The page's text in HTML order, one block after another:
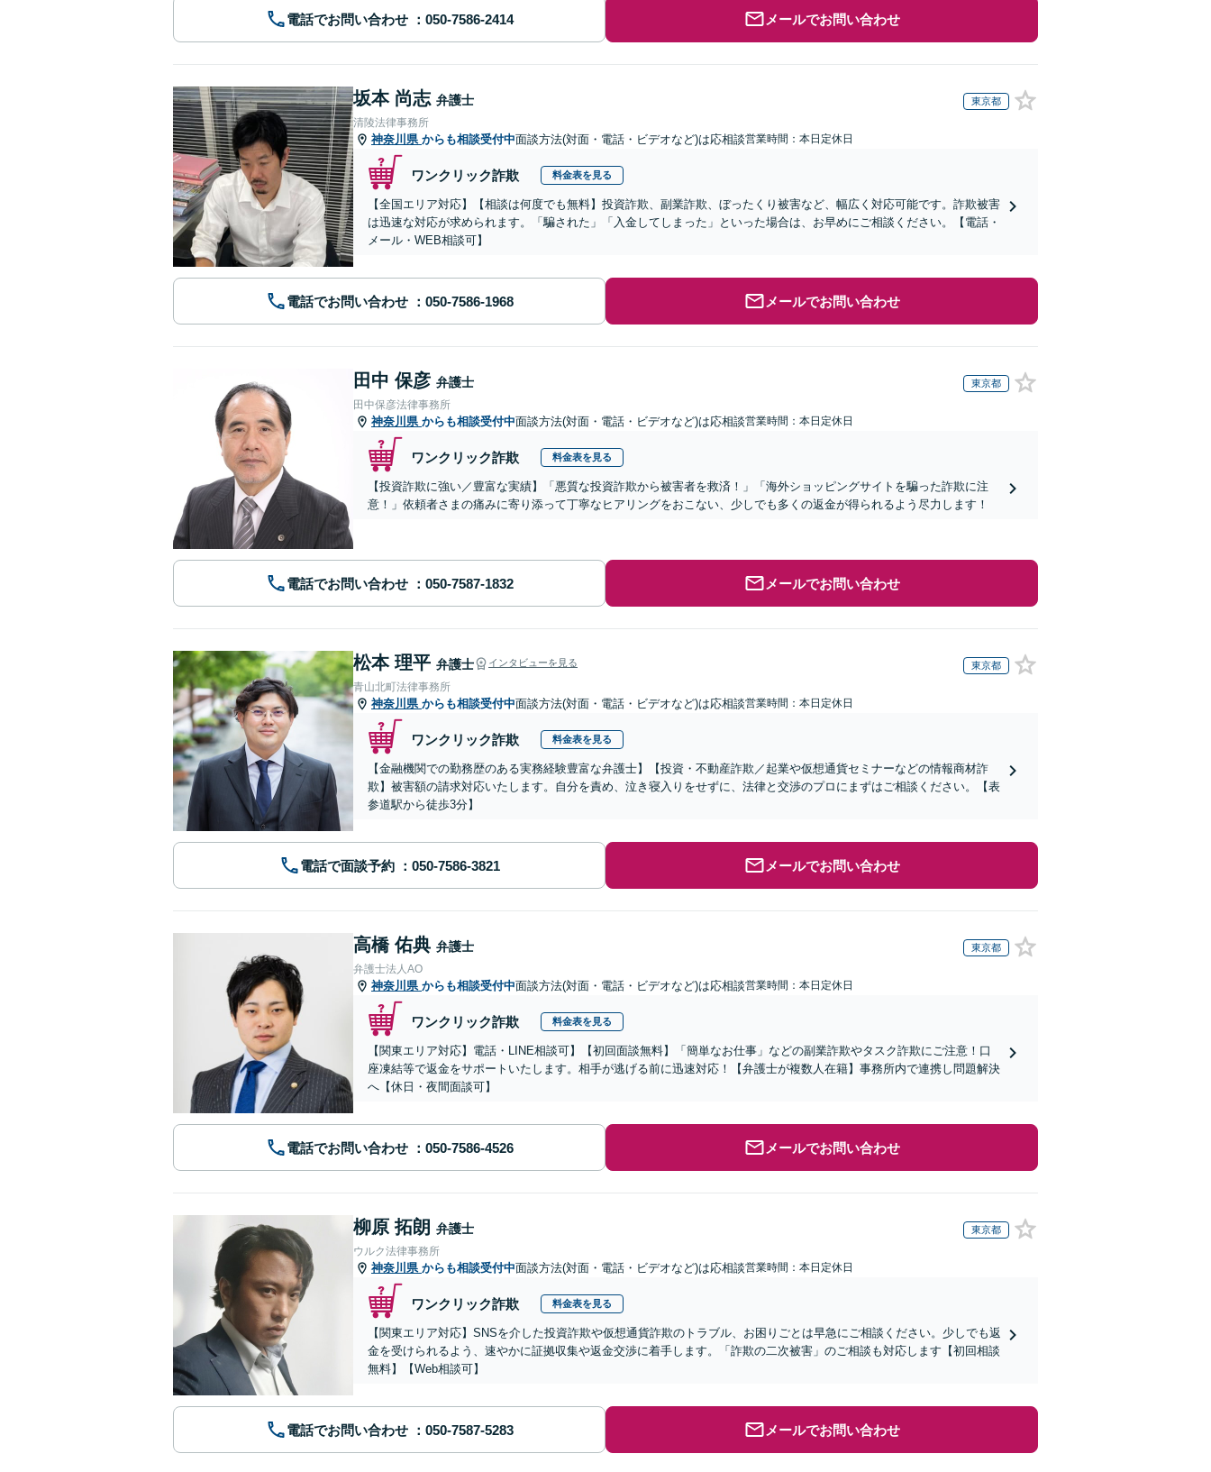
電話でお問い合わせ メールでお問い合わせ
坂本 尚志 弁護士 東京都
清陵法律事務所
神奈川県 からも相談受付中面談方法(対面・電話・ビデオなど)は応相談営業時間：本日定休日
ワンクリック詐欺 料金表を見る
【全国エリア対応】【相談は何度でも無料】投資詐欺、副業詐欺、ぼったくり被害など、幅広く対応可能です。詐欺被害
は迅速な対応が求められます。「騙された」「入金してしまった」といった場合は、お早めにご相談ください。【電話・
メール・WEB相談可】
電話でお問い合わせ メールでお問い合わせ
田中 保彦 弁護士 東京都
田中保彦法律事務所
神奈川県 からも相談受付中面談方法(対面・電話・ビデオなど)は応相談営業時間：本日定休日
ワンクリック詐欺 料金表を見る
【投資詐欺に強い／豊富な実績】「悪質な投資詐欺から被害者を救済！」「海外ショッピングサイトを騙った詐欺に注
意！」依頼者さまの痛みに寄り添って丁寧なヒアリングをおこない、少しでも多くの返金が得られるよう尽力します！
電話でお問い合わせ メールでお問い合わせ
松本 理平 弁護士 インタビューを見る 東京都
青山北町法律事務所
神奈川県 からも相談受付中面談方法(対面・電話・ビデオなど)は応相談営業時間：本日定休日
ワンクリック詐欺 料金表を見る
【金融機関での勤務歴のある実務経験豊富な弁護士】【投資・不動産詐欺／起業や仮想通貨セミナーなどの情報商材詐
欺】被害額の請求対応いたします。自分を責め、泣き寝入りをせずに、法律と交渉のプロにまずはご相談ください。【表
参道駅から徒歩3分】
電話で面談予約 メールでお問い合わせ
高橋 佑典 弁護士 東京都
弁護士法人AO
神奈川県 からも相談受付中面談方法(対面・電話・ビデオなど)は応相談営業時間：本日定休日
ワンクリック詐欺 料金表を見る
【関東エリア対応】電話・LINE相談可】【初回面談無料】「簡単なお仕事」などの副業詐欺やタスク詐欺にご注意！口
座凍結等で返金をサポートいたします。相手が逃げる前に迅速対応！【弁護士が複数人在籍】事務所内で連携し問題解決
へ【休日・夜間面談可】
電話でお問い合わせ メールでお問い合わせ
柳原 拓朗 弁護士 東京都
ウルク法律事務所
神奈川県 からも相談受付中面談方法(対面・電話・ビデオなど)は応相談営業時間：本日定休日
ワンクリック詐欺 料金表を見る
【関東エリア対応】SNSを介した投資詐欺や仮想通貨詐欺のトラブル、お困りごとは早急にご相談ください。少しでも返
金を受けられるよう、速やかに証拠収集や返金交渉に着手します。「詐欺の二次被害」のご相談も対応します【初回相談
無料】【Web相談可】
電話でお問い合わせ メールでお問い合わせ